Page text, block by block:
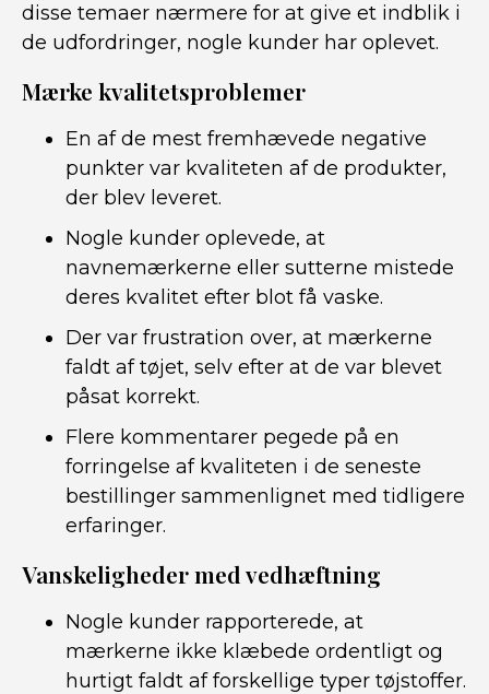
disse temaer nærmere for at give et indblik i
de udfordringer, nogle kunder har oplevet.
Mærke kvalitetsproblemer
En af de mest fremhævede negative
punkter var kvaliteten af de produkter,
der blev leveret.
Nogle kunder oplevede, at
navnemærkerne eller sutterne mistede
deres kvalitet efter blot få vaske.
Der var frustration over, at mærkerne
faldt af tøjet, selv efter at de var blevet
påsat korrekt.
Flere kommentarer pegede på en
forringelse af kvaliteten i de seneste
bestillinger sammenlignet med tidligere
erfaringer.
Vanskeligheder med vedhæftning
Nogle kunder rapporterede, at
mærkerne ikke klæbede ordentligt og
hurtigt faldt af forskellige typer tøjstoffer.